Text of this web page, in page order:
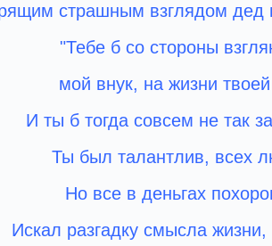
страшным взглядом дед
"Тебе б со стороны
мой внук, на жизни твоей
И ты б тогда совсем не так
Ты был талантлив, всех
Но все в деньгах
Искал разгадку смысла жизни,